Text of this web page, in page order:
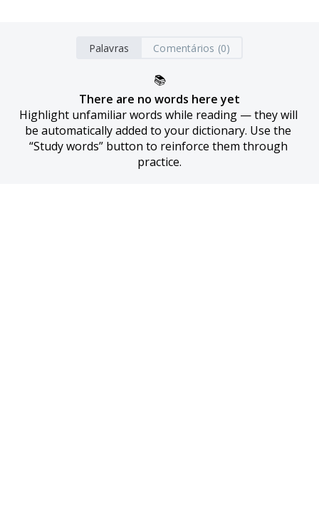
Palavras Comentários (0)
📚
There are no words here yet
Highlight unfamiliar words while reading — they will
be automatically added to your dictionary. Use the
“Study words” button to reinforce them through
practice.